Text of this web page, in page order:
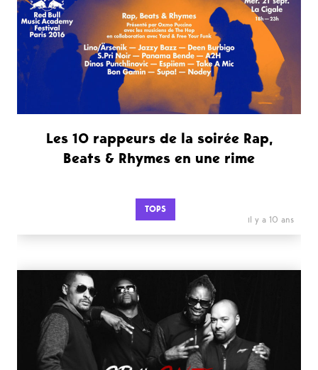
Les 10 rappeurs de la soirée Rap,
Beats & Rhymes en une rime
TOPS
il y a 10 ans